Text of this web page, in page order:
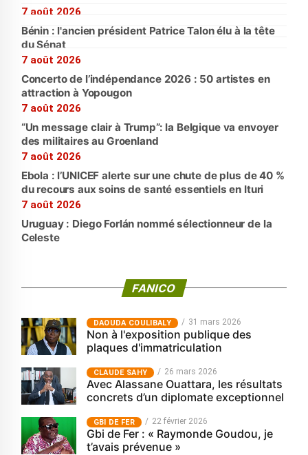
7 août 2026
Bénin : l'ancien président Patrice Talon élu à la tête
du Sénat
7 août 2026
Concerto de l’indépendance 2026 : 50 artistes en
attraction à Yopougon
7 août 2026
“Un message clair à Trump”: la Belgique va envoyer
des militaires au Groenland
7 août 2026
Ebola : l’UNICEF alerte sur une chute de plus de 40 %
du recours aux soins de santé essentiels en Ituri
7 août 2026
Uruguay : Diego Forlán nommé sélectionneur de la
Celeste
FANICO
‎DAOUDA COULIBALY 31 mars 2026
Non à l'exposition publique des
plaques d'immatriculation
CLAUDE SAHY 26 mars 2026
Avec Alassane Ouattara, les résultats
concrets d’un diplomate exceptionnel
GBI DE FER 22 février 2026
Gbi de Fer : « Raymonde Goudou, je
t’avais prévenue »